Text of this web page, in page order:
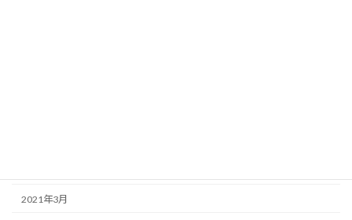
2021年3月